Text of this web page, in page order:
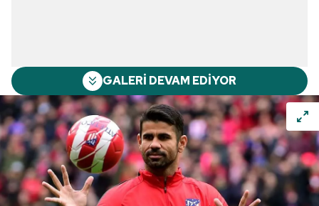
GALERİ DEVAM EDİYOR